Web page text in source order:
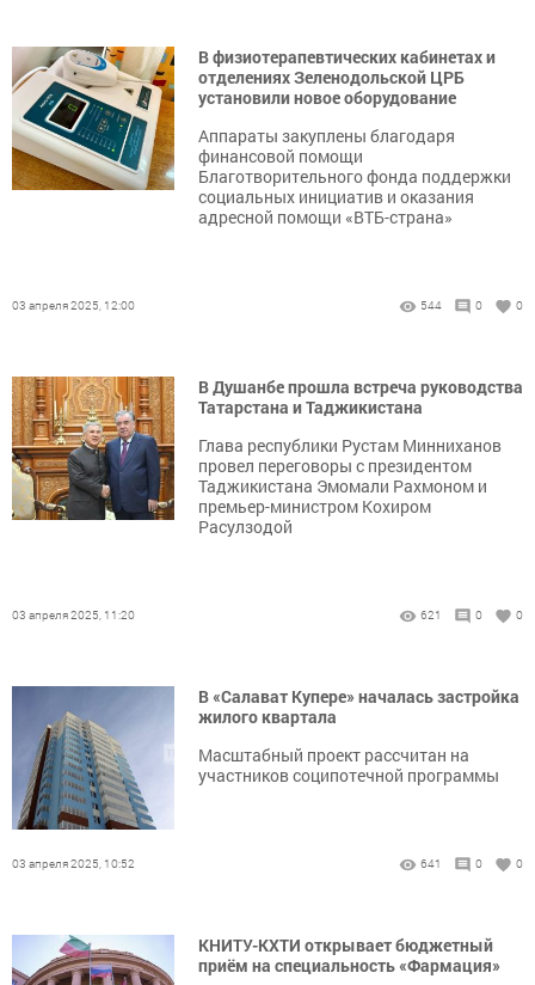
В физиотерапевтических кабинетах и
отделениях Зеленодольской ЦРБ
установили новое оборудование
Аппараты закуплены благодаря
финансовой помощи
Благотворительного фонда поддержки
социальных инициатив и оказания
адресной помощи «ВТБ-страна»
03 апреля 2025, 12:00 544 0 0
В Душанбе прошла встреча руководства
Татарстана и Таджикистана
Глава республики Рустам Минниханов
провел переговоры с президентом
Таджикистана Эмомали Рахмоном и
премьер-министром Кохиром
Расулзодой
03 апреля 2025, 11:20 621 0 0
В «Салават Купере» началась застройка
жилого квартала
Масштабный проект рассчитан на
участников соципотечной программы
03 апреля 2025, 10:52 641 0 0
КНИТУ-КХТИ открывает бюджетный
приём на специальность «Фармация»